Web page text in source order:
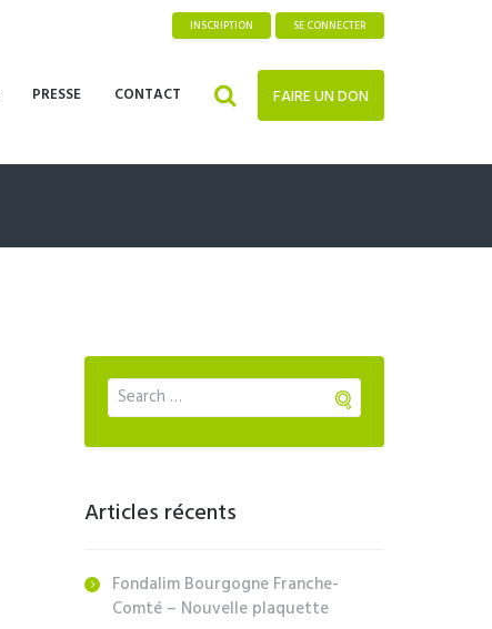
INSCRIPTION SE CONNECTER
FAIRE UN DON
PRESSE CONTACT
Articles récents
Fondalim Bourgogne Franche-
Comté – Nouvelle plaquette